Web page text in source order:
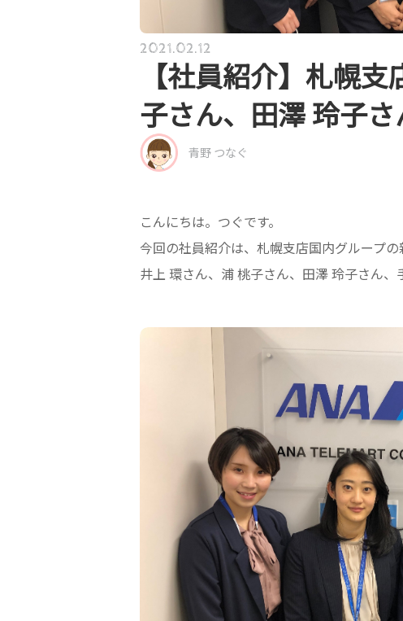
2021.02.12
【社員紹介】札幌
子さん、田澤 玲子
青野 つなぐ
こんにちは。つぐです。
今回の社員紹介は、札幌支店国内グループの
井上 環さん、浦 桃子さん、田澤 玲子さん、